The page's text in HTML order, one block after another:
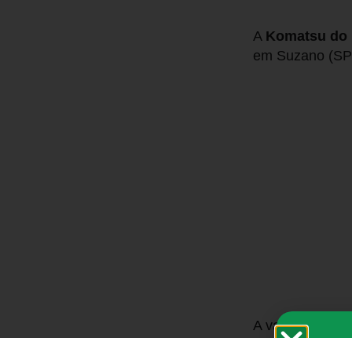
A Komatsu do
em Suzano
A vaga é